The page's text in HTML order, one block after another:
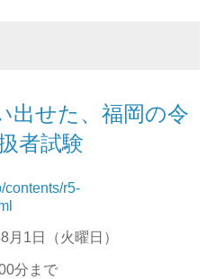
出せた、福岡の令
者試験
contents/r5-
1日（火曜日）
分まで